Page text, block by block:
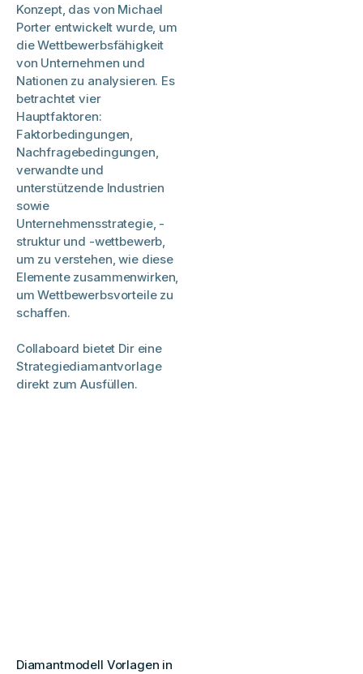
Konzept, das von Michael
Porter entwickelt wurde, um
die Wettbewerbsfähigkeit
von Unternehmen und
Nationen zu analysieren. Es
betrachtet vier
Hauptfaktoren:
Faktorbedingungen,
Nachfragebedingungen,
verwandte und
unterstützende Industrien
sowie
Unternehmensstrategie, -
struktur und -wettbewerb,
um zu verstehen, wie diese
Elemente zusammenwirken,
um Wettbewerbsvorteile zu
schaffen.
Collaboard bietet Dir eine
Strategiediamantvorlage
direkt zum Ausfüllen.
Diamantmodell Vorlagen in